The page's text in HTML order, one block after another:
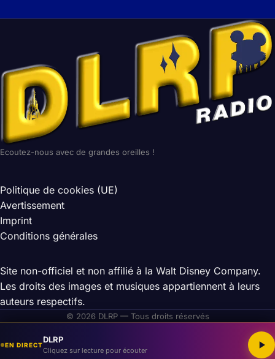
Ecoutez-nous avec de grandes oreilles !
Politique de cookies (UE)
Avertissement
Imprint
Conditions générales
Site non-officiel et non affilié à la Walt Disney Company.
Les droits des images et musiques appartiennent à leurs
auteurs respectifs.
© 2026 DLRP — Tous droits réservés
EN DIRECT
DLRP
Cliquez sur lecture pour écouter